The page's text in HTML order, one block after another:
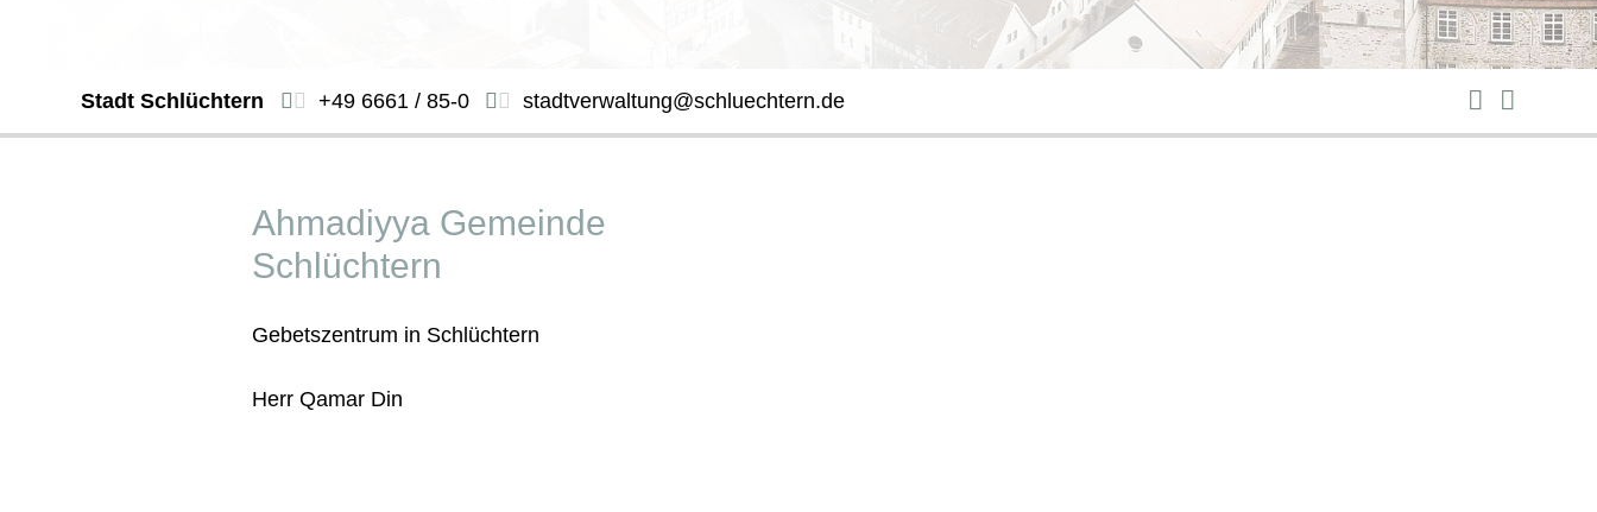
Stadt Schlüchtern +49 6661 / 85-0 stadtverwaltung@schluechtern.de
Ahmadiyya Gemeinde
Schlüchtern
Gebetszentrum in Schlüchtern
Herr Qamar Din